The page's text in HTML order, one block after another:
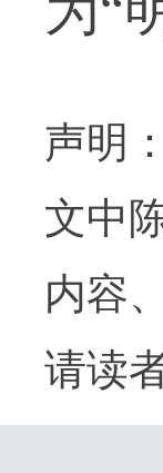
声明
文中
内容
请读